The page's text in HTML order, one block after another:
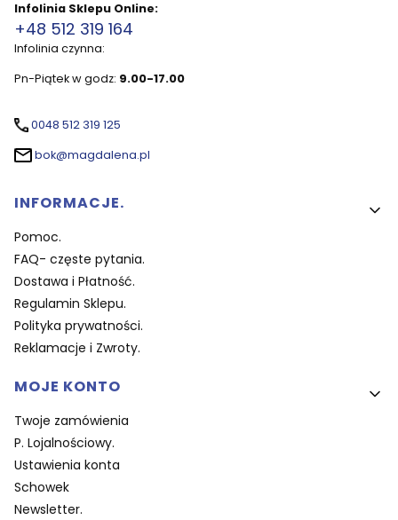
Infolinia Sklepu Online:
+48 512 319 164
Infolinia czynna:
Pn-Piątek w godz: 9.00-17.00
0048 512 319 125
bok@magdalena.pl
Linki w stopce
INFORMACJE.
Pomoc.
FAQ- częste pytania.
Dostawa i Płatność.
Regulamin Sklepu.
Polityka prywatności.
Reklamacje i Zwroty.
MOJE KONTO
Twoje zamówienia
P. Lojalnościowy.
Ustawienia konta
Schowek
Newsletter.